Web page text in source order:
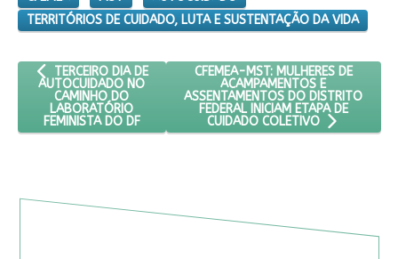
TERRITÓRIOS DE CUIDADO, LUTA E SUSTENTAÇÃO DA VIDA
ARTIGO ANTERIOR: TERCEIRO DIA DE AUTOCUIDADO NO
TERCEIRO DIA DE
AUTOCUIDADO NO
CAMINHO DO
LABORATÓRIO
FEMINISTA DO DF
PRÓXIMO ARTIGO: CFEMEA-MST:
CFEMEA-MST: MULHERES DE
ACAMPAMENTOS E
ASSENTAMENTOS DO DISTRITO
FEDERAL INICIAM ETAPA DE
CUIDADO COLETIVO